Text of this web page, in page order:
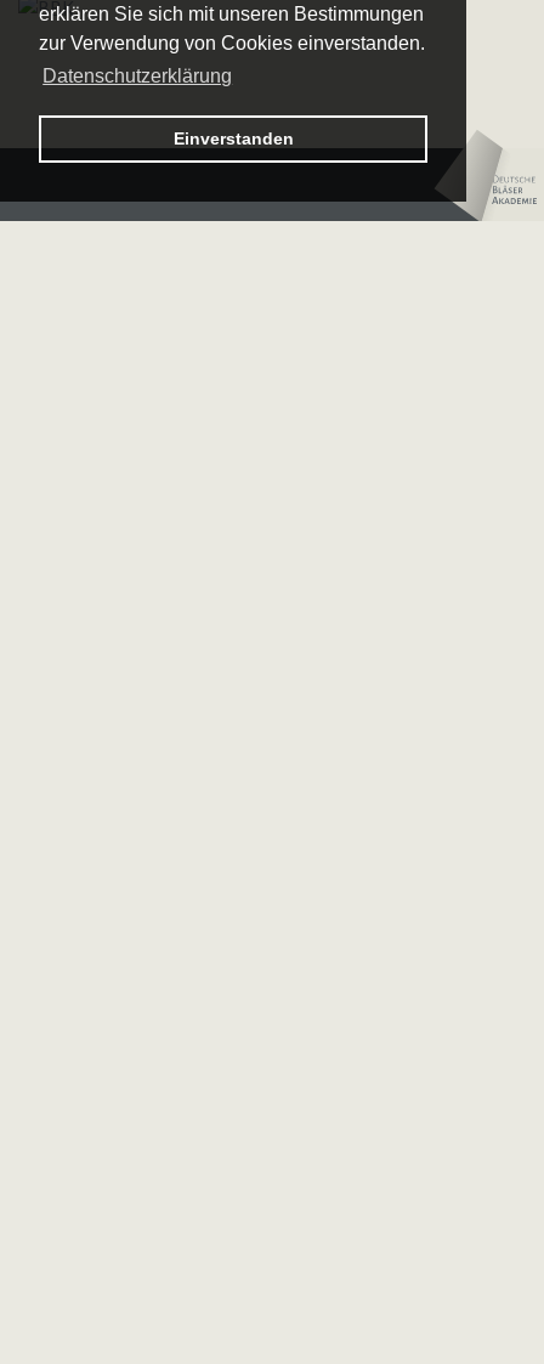
erklären Sie sich mit unseren Bestimmungen
zur Verwendung von Cookies einverstanden.
Datenschutzerklärung
Einverstanden
Logo – Sächsische Bläserphilharmonie
Logo – Deutsche